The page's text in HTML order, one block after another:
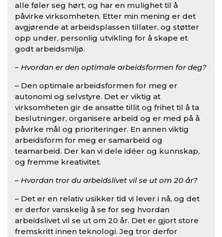
alle føler seg hørt, og har en mulighet til å
påvirke virksomheten. Etter min mening er det
avgjørende at arbeidsplassen tillater, og støtter
opp under, personlig utvikling for å skape et
godt arbeidsmiljø.
– Hvordan er den optimale arbeidsformen for deg?
– Den optimale arbeidsformen for meg er
autonomi og selvstyre. Det er viktig at
virksomheten gir de ansatte tillit og frihet til å ta
beslutninger, organisere arbeid og er med på å
påvirke mål og prioriteringer. En annen viktig
arbeidsform for meg er samarbeid og
teamarbeid. Der kan vi dele idéer og kunnskap,
og fremme kreativitet.
– Hvordan tror du arbeidslivet vil se ut om 20 år?
– Det er en relativ usikker tid vi lever i nå, og det
er derfor vanskelig å se for seg hvordan
arbeidslivet vil se ut om 20 år. Det er gjort store
fremskritt innen teknologi. Jeg tror derfor